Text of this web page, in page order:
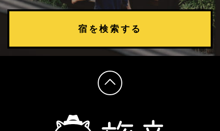
宿を検索する